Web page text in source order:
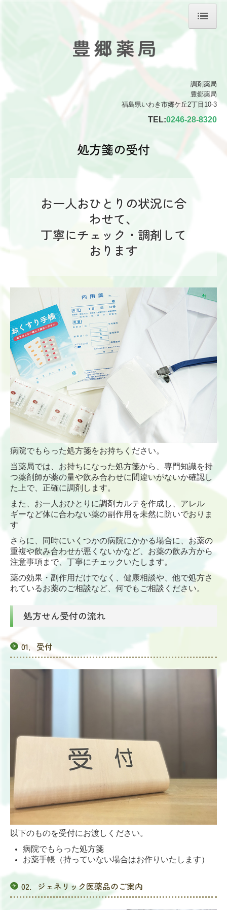
調剤薬局
豊郷薬局
福島県いわき市郷ケ丘2丁目10-3
TEL:0246-28-8320
処方箋の受付
お一人おひとりの状況に合
わせて、
丁寧にチェック・調剤して
おります
病院でもらった処方箋をお持ちください。
当薬局では、お持ちになった処方箋から、専門知識を持
つ薬剤師が薬の量や飲み合わせに間違いがないか確認し
た上で、正確に調剤します。
また、お一人おひとりに調剤カルテを作成し、アレル
ギーなど体に合わない薬の副作用を未然に防いでおりま
す
さらに、同時にいくつかの病院にかかる場合に、お薬の
重複や飲み合わせが悪くないかなど、お薬の飲み方から
注意事項まで、丁寧にチェックいたします。
薬の効果・副作用だけでなく、健康相談や、他で処方さ
れているお薬のご相談など、何でもご相談ください。
処方せん受付の流れ
01．受付
以下のものを受付にお渡しください。
病院でもらった処方箋
お薬手帳（持っていない場合はお作りいたします）
02．ジェネリック医薬品のご案内